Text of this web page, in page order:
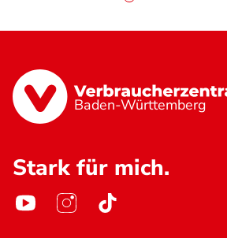
Baden-Württemberg
Stark für mich.